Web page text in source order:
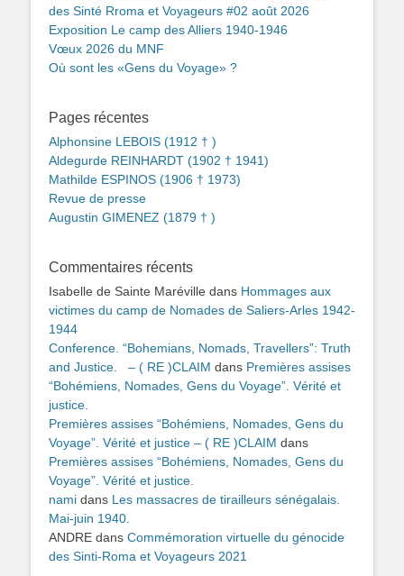
des Sinté Rroma et Voyageurs #02 août 2026
Exposition Le camp des Alliers 1940-1946
Vœux 2026 du MNF
Où sont les «Gens du Voyage» ?
Pages récentes
Alphonsine LEBOIS (1912 † )
Aldegurde REINHARDT (1902 † 1941)
Mathilde ESPINOS (1906 † 1973)
Revue de presse
Augustin GIMENEZ (1879 † )
Commentaires récents
Isabelle de Sainte Maréville dans Hommages aux
victimes du camp de Nomades de Saliers-Arles 1942-
1944
Conference. “Bohemians, Nomads, Travellers”: Truth
and Justice. – ( RE )CLAIM dans Premières assises
“Bohémiens, Nomades, Gens du Voyage”. Vérité et
justice.
Premières assises “Bohémiens, Nomades, Gens du
Voyage”. Vérité et justice – ( RE )CLAIM dans
Premières assises “Bohémiens, Nomades, Gens du
Voyage”. Vérité et justice.
nami dans Les massacres de tirailleurs sénégalais.
Mai-juin 1940.
ANDRE dans Commémoration virtuelle du génocide
des Sinti-Roma et Voyageurs 2021